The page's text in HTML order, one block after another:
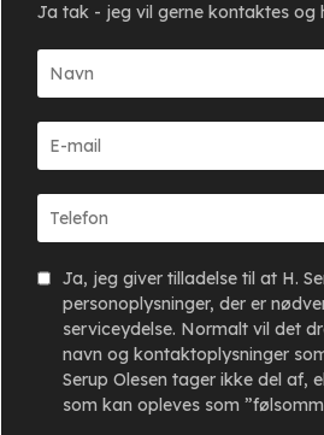
Ja tak - jeg vil gerne kontaktes og
Ja, jeg giver tilladelse til at H.
personoplysninger, der er
serviceydelse. Normalt vil det
navn og kontaktoplysninger
Serup Olesen tager ikke del af,
som kan opleves som